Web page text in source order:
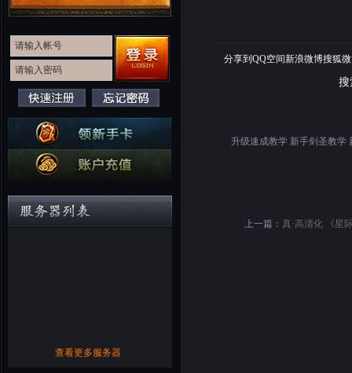
查看更多服务器
分享到 QQ空间新浪微博搜狐
搜
升级速成教学 新手剑圣教学
上一篇： 真·高清化 《星